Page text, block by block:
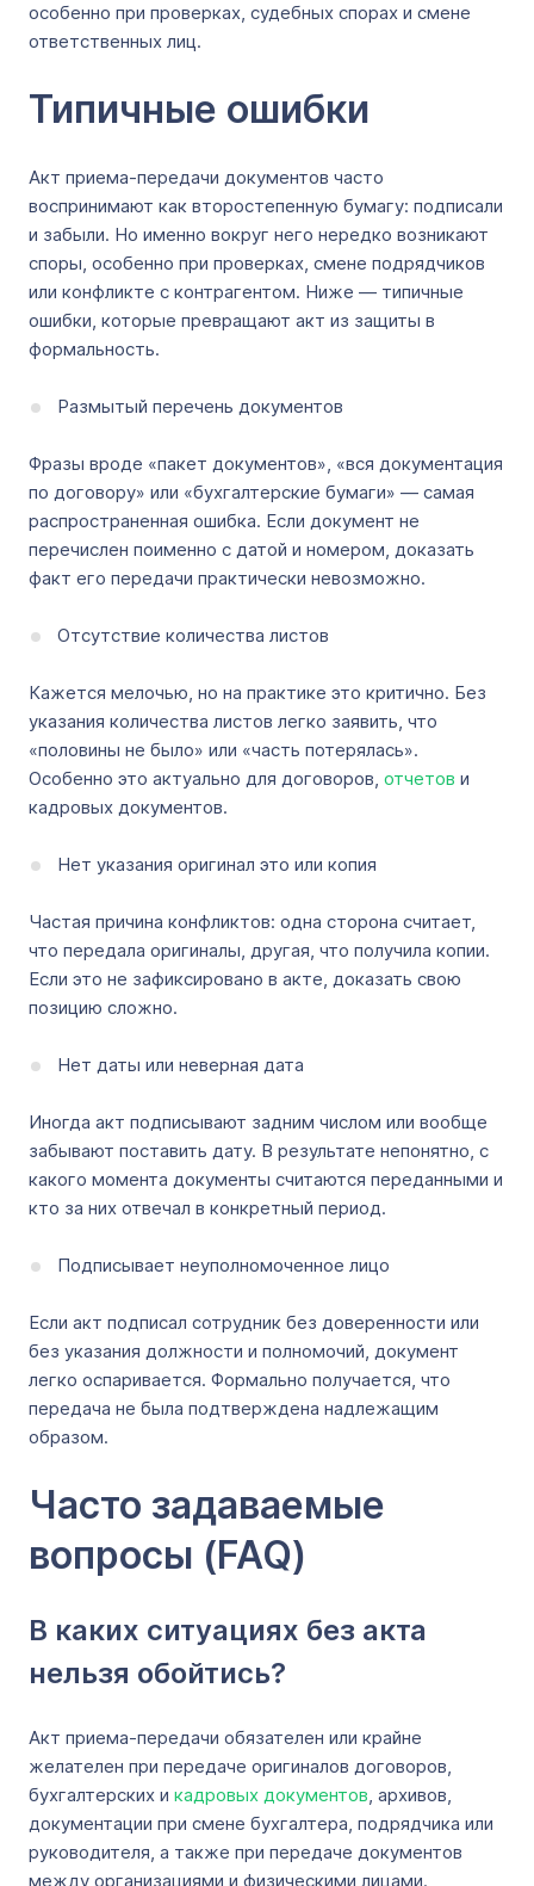
особенно при проверках, судебных спорах и смене
ответственных лиц.
Типичные ошибки
Акт приема-передачи документов часто
воспринимают как второстепенную бумагу: подписали
и забыли. Но именно вокруг него нередко возникают
споры, особенно при проверках, смене подрядчиков
или конфликте с контрагентом. Ниже — типичные
ошибки, которые превращают акт из защиты в
формальность.
Размытый перечень документов
Фразы вроде «пакет документов», «вся документация
по договору» или «бухгалтерские бумаги» — самая
распространенная ошибка. Если документ не
перечислен поименно с датой и номером, доказать
факт его передачи практически невозможно.
Отсутствие количества листов
Кажется мелочью, но на практике это критично. Без
указания количества листов легко заявить, что
«половины не было» или «часть потерялась».
Особенно это актуально для договоров, отчетов и
кадровых документов.
Нет указания оригинал это или копия
Частая причина конфликтов: одна сторона считает,
что передала оригиналы, другая, что получила копии.
Если это не зафиксировано в акте, доказать свою
позицию сложно.
Нет даты или неверная дата
Иногда акт подписывают задним числом или вообще
забывают поставить дату. В результате непонятно, с
какого момента документы считаются переданными и
кто за них отвечал в конкретный период.
Подписывает неуполномоченное лицо
Если акт подписал сотрудник без доверенности или
без указания должности и полномочий, документ
легко оспаривается. Формально получается, что
передача не была подтверждена надлежащим
образом.
Часто задаваемые
вопросы (FAQ)
В каких ситуациях без акта
нельзя обойтись?
Акт приема-передачи обязателен или крайне
желателен при передаче оригиналов договоров,
бухгалтерских и кадровых документов, архивов,
документации при смене бухгалтера, подрядчика или
руководителя, а также при передаче документов
между организациями и физическими лицами.